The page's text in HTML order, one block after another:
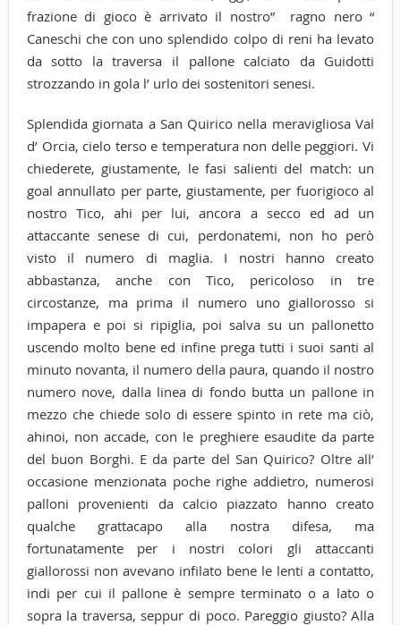
frazione di gioco è arrivato il nostro” ragno nero “
Caneschi che con uno splendido colpo di reni ha levato
da sotto la traversa il pallone calciato da Guidotti
strozzando in gola l’ urlo dei sostenitori senesi.
Splendida giornata a San Quirico nella meravigliosa Val
d’ Orcia, cielo terso e temperatura non delle peggiori. Vi
chiederete, giustamente, le fasi salienti del match: un
goal annullato per parte, giustamente, per fuorigioco al
nostro Tico, ahi per lui, ancora a secco ed ad un
attaccante senese di cui, perdonatemi, non ho però
visto il numero di maglia. I nostri hanno creato
abbastanza, anche con Tico, pericoloso in tre
circostanze, ma prima il numero uno giallorosso si
impapera e poi si ripiglia, poi salva su un pallonetto
uscendo molto bene ed infine prega tutti i suoi santi al
minuto novanta, il numero della paura, quando il nostro
numero nove, dalla linea di fondo butta un pallone in
mezzo che chiede solo di essere spinto in rete ma ciò,
ahinoi, non accade, con le preghiere esaudite da parte
del buon Borghi. E da parte del San Quirico? Oltre all’
occasione menzionata poche righe addietro, numerosi
palloni provenienti da calcio piazzato hanno creato
qualche grattacapo alla nostra difesa, ma
fortunatamente per i nostri colori gli attaccanti
giallorossi non avevano infilato bene le lenti a contatto,
indi per cui il pallone è sempre terminato o a lato o
sopra la traversa, seppur di poco. Pareggio giusto? Alla